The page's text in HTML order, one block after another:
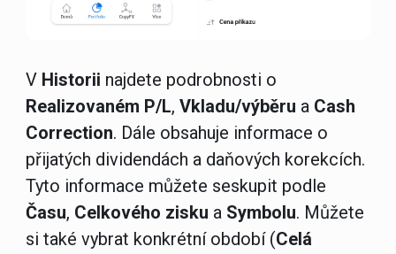
V Historii najdete podrobnosti o
Realizovaném P/L, Vkladu/výběru a Cash
Correction. Dále obsahuje informace o
přijatých dividendách a daňových korekcích.
Tyto informace můžete seskupit podle
Času, Celkového zisku a Symbolu. Můžete
si také vybrat konkrétní období (Celá